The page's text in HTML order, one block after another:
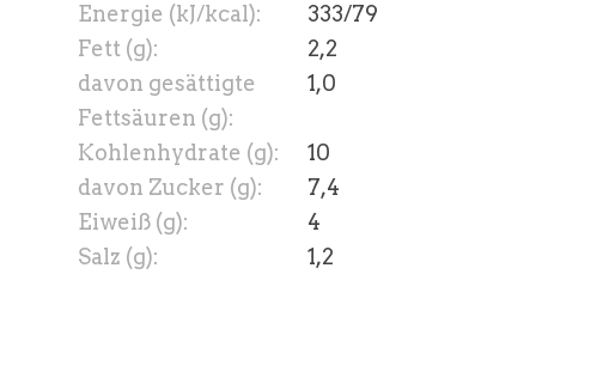
Energie (kJ/kcal):
333/79
Fett (g):
2,2
davon gesättigte
Fettsäuren (g):
1,0
Kohlenhydrate (g):
10
davon Zucker (g):
7,4
Eiweiß (g):
4
Salz (g):
1,2